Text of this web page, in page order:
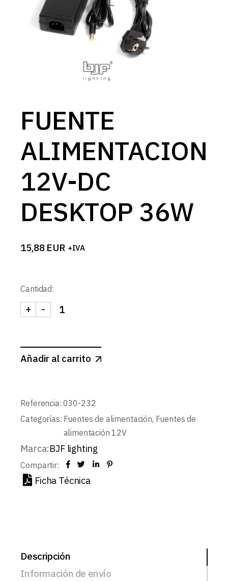
FUENTE
ALIMENTACION
12V-DC
DESKTOP 36W
15,88 EUR +IVA
Cantidad:
FUENTE ALIMENTACION 12V-DC DESKTOP
-
+
Añadir al carrito
Referencia: 030-232
Categorías: Fuentes de alimentación, Fuentes de
alimentación 12V
Marca:BJF lighting
Compartir:
Ficha Técnica
Descripción
Información de envío